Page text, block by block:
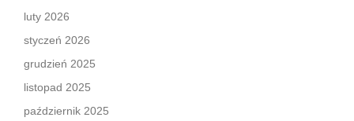
luty 2026
styczeń 2026
grudzień 2025
listopad 2025
październik 2025